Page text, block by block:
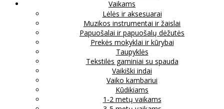
Vaikams
Lėlės ir aksesuarai
Muzikos instrumentai ir žaislai
Papuošalai ir papuošalų dėžutės
Prekės mokyklai ir kūrybai
Taupyklės
Tekstilės gaminiai su spauda
Vaikiški indai
Vaiko kambariui
Kūdikiams
1-2 metų vaikams